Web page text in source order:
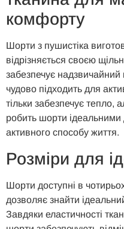
комфорту
Шорти з пушистіка
відрізняється своєю
забезпечує
чудово підходить для
тільки забезпечує тепло,
робить шорти ідеальними
активного способу життя.
Розміри для
Шорти доступні в
дозволяє знайти
Завдяки еластичності